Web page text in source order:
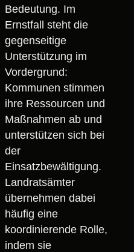
Bedeutung. Im
Ernstfall steht die
gegenseitige
Unterstützung im
Vordergrund:
Kommunen stimmen
ihre Ressourcen und
Maßnahmen ab und
unterstützen sich bei
der
Einsatzbewältigung.
Landratsämter
übernehmen dabei
häufig eine
koordinierende Rolle,
indem sie